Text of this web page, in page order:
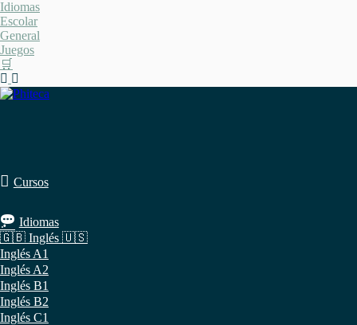
Saltar
al
contenido
Idiomas
Escolar
General
Juegos
🛒
Cursos
Idiomas
🇬🇧 Inglés 🇺🇸
Inglés A1
Inglés A2
Inglés B1
Inglés B2
Inglés C1